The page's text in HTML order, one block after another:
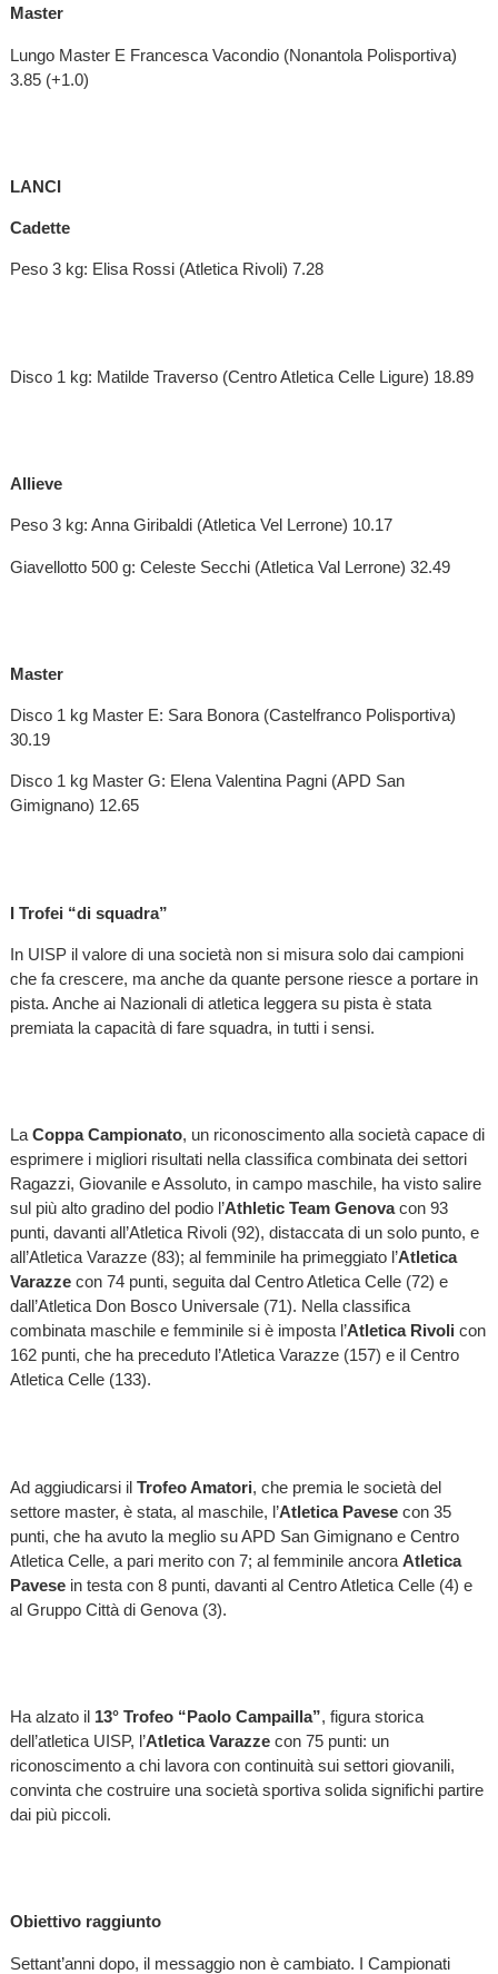
Master
Lungo Master E Francesca Vacondio (Nonantola Polisportiva)
3.85 (+1.0)
LANCI
Cadette
Peso 3 kg: Elisa Rossi (Atletica Rivoli) 7.28
Disco 1 kg: Matilde Traverso (Centro Atletica Celle Ligure) 18.89
Allieve
Peso 3 kg: Anna Giribaldi (Atletica Vel Lerrone) 10.17
Giavellotto 500 g: Celeste Secchi (Atletica Val Lerrone) 32.49
Master
Disco 1 kg Master E: Sara Bonora (Castelfranco Polisportiva)
30.19
Disco 1 kg Master G: Elena Valentina Pagni (APD San
Gimignano) 12.65
I Trofei “di squadra”
In UISP il valore di una società non si misura solo dai campioni
che fa crescere, ma anche da quante persone riesce a portare in
pista. Anche ai Nazionali di atletica leggera su pista è stata
premiata la capacità di fare squadra, in tutti i sensi.
La Coppa Campionato, un riconoscimento alla società capace di
esprimere i migliori risultati nella classifica combinata dei settori
Ragazzi, Giovanile e Assoluto, in campo maschile, ha visto salire
sul più alto gradino del podio l’Athletic Team Genovacon 93
punti, davanti all’Atletica Rivoli (92), distaccata di un solo punto, e
all’Atletica Varazze (83); al femminile ha primeggiato l’Atletica
Varazzecon 74 punti, seguita dal Centro Atletica Celle (72) e
dall’Atletica Don Bosco Universale (71). Nella classifica
combinata maschile e femminile si è imposta l’Atletica Rivoli con
162 punti, che ha preceduto l’Atletica Varazze (157) e il Centro
Atletica Celle (133).
Ad aggiudicarsi il Trofeo Amatori, che premia le società del
settore master, è stata, al maschile, l’Atletica Pavesecon 35
punti, che ha avuto la meglio su APD San Gimignano e Centro
Atletica Celle, a pari merito con 7; al femminile ancora Atletica
Pavesein testa con 8 punti, davanti al Centro Atletica Celle (4) e
al Gruppo Città di Genova (3).
Ha alzato il 13° Trofeo “Paolo Campailla”, figura storica
dell’atletica UISP, l’Atletica Varazzecon 75 punti: un
riconoscimento a chi lavora con continuità sui settori giovanili,
convinta che costruire una società sportiva solida significhi partire
dai più piccoli.
Obiettivo raggiunto
Settant’anni dopo, il messaggio non è cambiato. I Campionati